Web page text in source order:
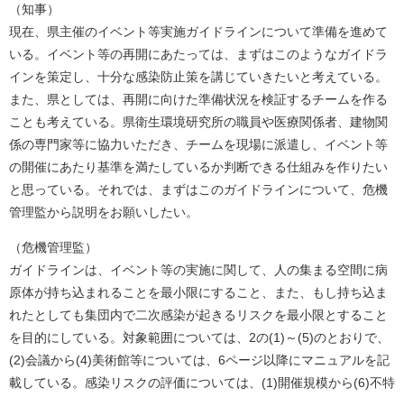
（知事）
現在、県主催のイベント等実施ガイドラインについて準備を進めて
いる。イベント等の再開にあたっては、まずはこのようなガイドラ
インを策定し、十分な感染防止策を講じていきたいと考えている。
また、県としては、再開に向けた準備状況を検証するチームを作る
ことも考えている。県衛生環境研究所の職員や医療関係者、建物関
係の専門家等に協力いただき、チームを現場に派遣し、イベント等
の開催にあたり基準を満たしているか判断できる仕組みを作りたい
と思っている。それでは、まずはこのガイドラインについて、危機
管理監から説明をお願いしたい。
（危機管理監）
ガイドラインは、イベント等の実施に関して、人の集まる空間に病
原体が持ち込まれることを最小限にすること、また、もし持ち込ま
れたとしても集団内で二次感染が起きるリスクを最小限とすること
を目的にしている。対象範囲については、2の(1)～(5)のとおりで、
(2)会議から(4)美術館等については、6ページ以降にマニュアルを記
載している。感染リスクの評価については、(1)開催規模から(6)不特